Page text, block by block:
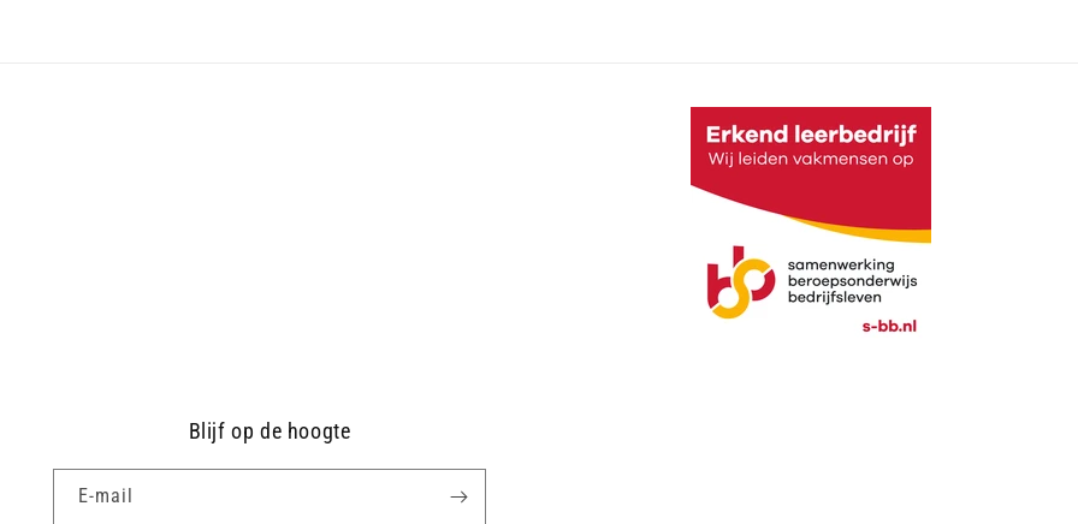
Blijf op de hoogte
E‑mail